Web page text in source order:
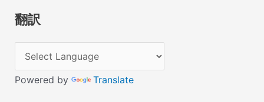
翻訳
Powered by Translate